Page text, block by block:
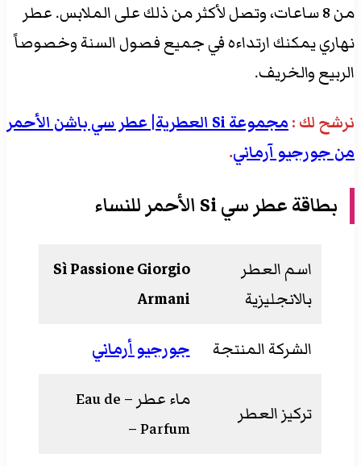
من 8 ساعات، وتصل لأكثر من ذلك على الملابس. عطر
نهاري يمكنك ارتداءه في جميع فصول السنة وخصوصاً
الربيع والخريف.
نرشح لك :
مجموعة Si العطرية| عطر سي باشن الأحمر
من جورجيو آرماني.
بطاقة عطر سي Si الأحمر للنساء
اسم العطر
بالانجليزية
Sì Passione Giorgio
Armani
الشركة المنتجة جورجيو أرماني
تركيز العطر
ماء عطر – Eau de
Parfum –